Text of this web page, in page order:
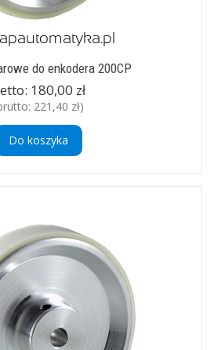
do enkodera 200CP
180,00 zł
221,40 zł)
Do koszyka